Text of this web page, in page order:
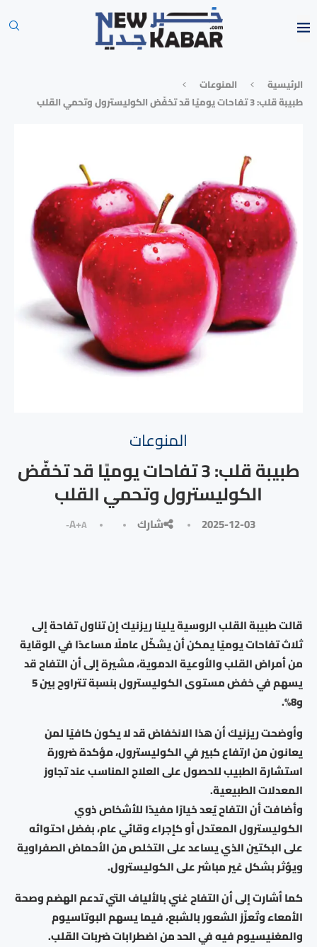
الرئيسية
المنوعات
طبيبة قلب: 3 تفاحات يوميًا قد تخفّض الكوليسترول وتحمي القلب
المنوعات
طبيبة قلب: 3 تفاحات يوميًا قد تخفّض
الكوليسترول وتحمي القلب
2025-12-03 شارك A+A-
قالت طبيبة القلب الروسية يلينا ريزنيك إن تناول تفاحة إلى
ثلاث تفاحات يوميًا يمكن أن يشكّل عاملًا مساعدًا في الوقاية
من أمراض القلب والأوعية الدموية، مشيرة إلى أن التفاح قد
يسهم في خفض مستوى الكوليسترول بنسبة تتراوح بين 5
و8%.
وأوضحت ريزنيك أن هذا الانخفاض قد لا يكون كافيًا لمن
يعانون من ارتفاع كبير في الكوليسترول، مؤكدة ضرورة
استشارة الطبيب للحصول على العلاج المناسب عند تجاوز
المعدلات الطبيعية.
وأضافت أن التفاح يُعد خيارًا مفيدًا للأشخاص ذوي
الكوليسترول المعتدل أو كإجراء وقائي عام، بفضل احتوائه
على البكتين الذي يساعد على التخلص من الأحماض الصفراوية
ويؤثر بشكل غير مباشر على الكوليسترول.
كما أشارت إلى أن التفاح غني بالألياف التي تدعم الهضم وصحة
الأمعاء وتُعزّز الشعور بالشبع، فيما يسهم البوتاسيوم
والمغنيسيوم فيه في الحد من اضطرابات ضربات القلب.